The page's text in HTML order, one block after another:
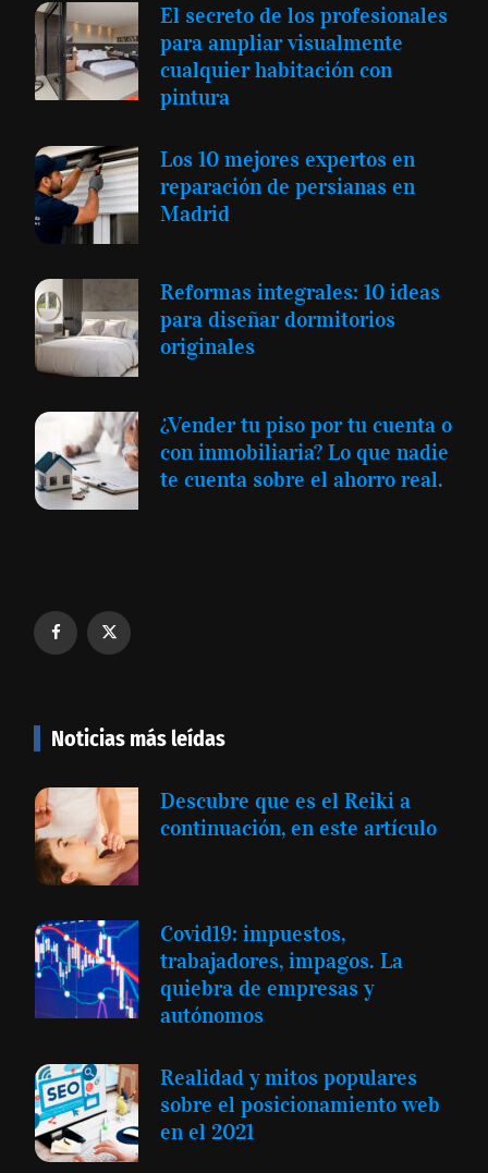
El secreto de los profesionales
para ampliar visualmente
cualquier habitación con
pintura
Los 10 mejores expertos en
reparación de persianas en
Madrid
Reformas integrales: 10 ideas
para diseñar dormitorios
originales
¿Vender tu piso por tu cuenta o
con inmobiliaria? Lo que nadie
te cuenta sobre el ahorro real.
Noticias más leídas
Descubre que es el Reiki a
continuación, en este artículo
Covid19: impuestos,
trabajadores, impagos. La
quiebra de empresas y
autónomos
Realidad y mitos populares
sobre el posicionamiento web
en el 2021